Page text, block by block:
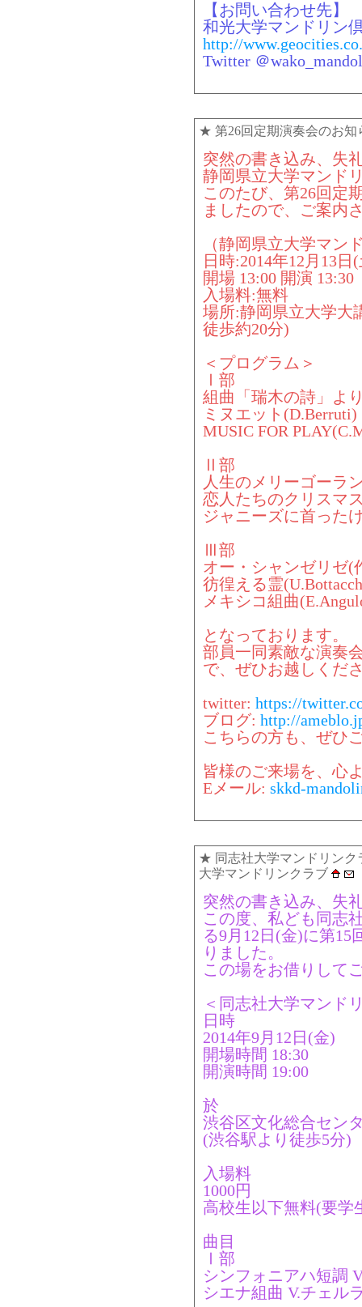
【お問い合わせ先】
和光大学マンドリン
http://
Twitter ＠
★ 第26回定期演奏会のお知
突然の書き込み、失
静岡県立大学マンド
このたび、第26回定
ましたので、ご案内
（静岡県立大学マン
日時:2014年12月13日
開場 13:00 開演 13:30
入場料:無料
場所:静岡県立大学大
徒歩約20分)
＜プログラム＞
Ⅰ部
組曲「瑞木の詩」よ
ミヌエット(D.Berruti)
MUSIC FOR
Ⅱ部
人生のメリーゴーラ
恋人たちのクリスマ
ジャニーズに首った
Ⅲ部
オー・シャンゼリゼ(
彷徨える霊
メキシコ組曲
となっております。
部員一同素敵な演奏
で、ぜひお越しくだ
twitter: https://
ブログ: http://
こちらの方も、ぜひ
皆様のご来場を、心
Eメール: skkd-
★ 同志社大学マンドリン
大学マンドリンクラブ
突然の書き込み、失
この度、私ども同志
る9月12日(金)に第15
りました。
この場をお借りして
＜同志社大学マンド
日時
2014年9月12日(金)
開場時間 18:30
開演時間 19:00
於
渋谷区文化総合セン
(渋谷駅より徒歩5分)
入場料
1000円
高校生以下無料(要学
曲目
Ⅰ部
シンフォニアハ短調
シエナ組曲 V.チェル